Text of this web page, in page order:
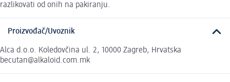
razlikovati od onih na pakiranju.
Proizvođač/Uvoznik
Alca d.o.o. Koledovčina ul. 2, 10000 Zagreb, Hrvatska
becutan@alkaloid.com.mk